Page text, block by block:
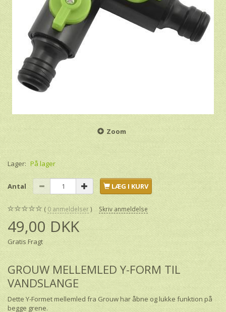
Zoom
Lager: På lager
Antal LÆG I KURV
0 anmeldelser Skriv anmeldelse
49,00 DKK
Gratis Fragt
GROUW MELLEMLED Y-FORM TIL
VANDSLANGE
Dette Y-Formet mellemled fra Grouw har åbne og lukke funktion på
begge grene.